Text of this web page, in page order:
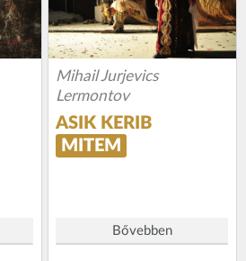
Mihail Jurjevics
Lermontov
ASIK KERIB
MITEM
Bővebben